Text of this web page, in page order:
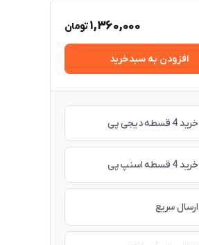
1,360,000تومان
افزودن به سبدخرید
خرید 4 قسطه دیجی پی
خرید 4 قسطه اسنپ پی
ارسال سریع